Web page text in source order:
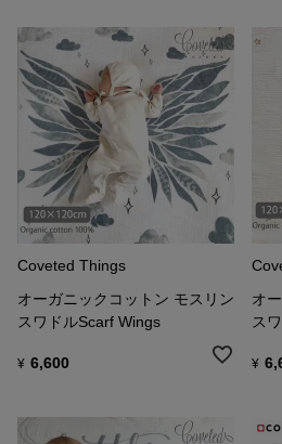
Coveted Things
オーガニックコットン モスリン
スワドルScarf Wings
¥ 6,600
オ
ス
¥